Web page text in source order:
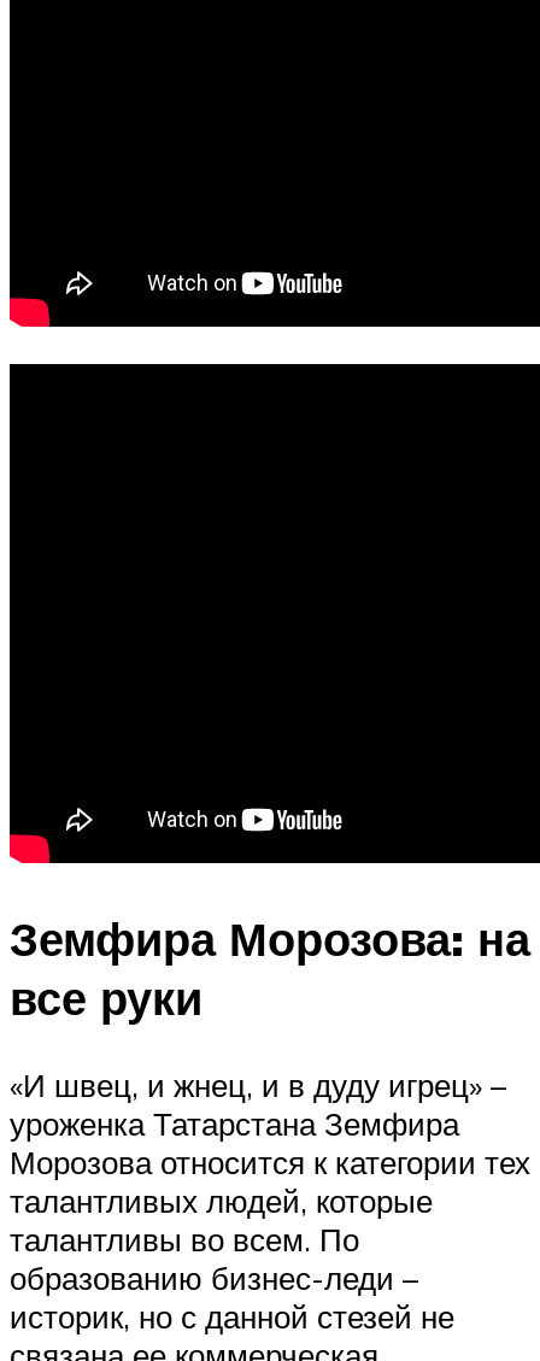
Земфира Морозова: на
все руки
«И швец, и жнец, и в дуду игрец» –
уроженка Татарстана Земфира
Морозова относится к категории тех
талантливых людей, которые
талантливы во всем. По
образованию бизнес-леди –
историк, но с данной стезей не